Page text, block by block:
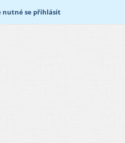
nutné se přihlásit